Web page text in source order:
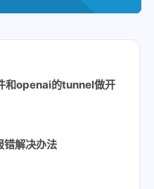
openai的tunnel做开
错解决办法